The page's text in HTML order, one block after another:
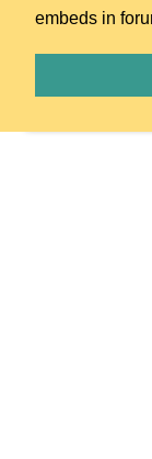
embeds in
Oeps! Er is iets
opnieuw.